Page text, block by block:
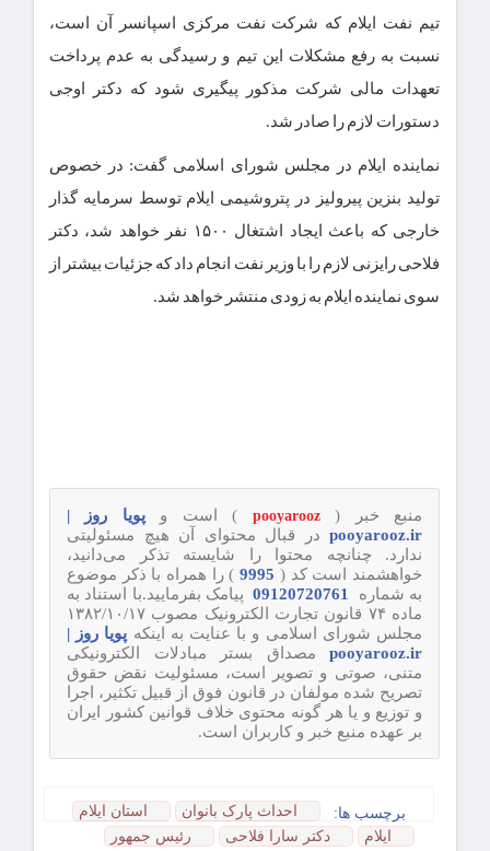
تیم نفت ایلام که شرکت نفت مرکزی اسپانسر آن است،
نسبت به رفع مشکلات این تیم و رسیدگی به عدم پرداخت
تعهدات مالی شرکت مذکور پیگیری شود که دکتر اوجی
دستورات لازم را صادر شد.
نماینده ایلام در مجلس شورای اسلامی گفت: در خصوص
تولید بنزین پیرولیز در پتروشیمی ایلام توسط سرمایه گذار
خارجی که باعث ایجاد اشتغال ۱۵۰۰ نفر خواهد شد، دکتر
فلاحی رایزنی لازم را با وزیر نفت انجام داد که جزئیات بیشتر از
سوی نماینده ایلام به زودی منتشر خواهد شد.
منبع خبر (pooyarooz ) است وپویا روز |
pooyarooz.ir در قبال محتوای آن هیچ مسئولیتی
ندارد. چنانچه محتوا را شایسته تذکر می‌دانید،
خواهشمند است کد (
) را همراه با ذکر موضوع
به شماره
پیامک بفرمایید.با استناد به
ماده ۷۴ قانون تجارت الکترونیک مصوب ۱۳۸۲/۱۰/۱۷
مجلس شورای اسلامی و با عنایت به اینکه پویا روز |
pooyarooz.ir مصداق بستر مبادلات الکترونیکی
متنی، صوتی و تصویر است، مسئولیت نقض حقوق
تصریح شده مولفان در قانون فوق از قبیل تکثیر، اجرا
و توزیع و یا هر گونه محتوی خلاف قوانین کشور ایران
بر عهده منبع خبر و کاربران است.
برچسب ها: احداث پارک بانوان
استان ایلام
ایلام
دکتر سارا فلاحی
رئیس جمهور